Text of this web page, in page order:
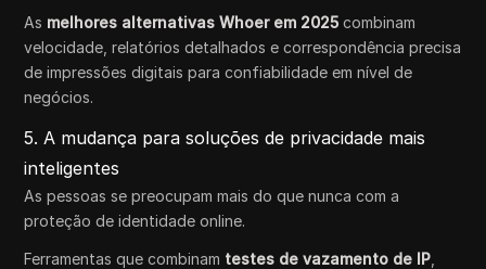
As melhores alternativas Whoer em 2025 combinam
velocidade, relatórios detalhados e correspondência precisa
de impressões digitais para confiabilidade em nível de
negócios.
5. A mudança para soluções de privacidade mais
inteligentes
As pessoas se preocupam mais do que nunca com a
proteção de identidade online.
Ferramentas que combinam testes de vazamento de IP